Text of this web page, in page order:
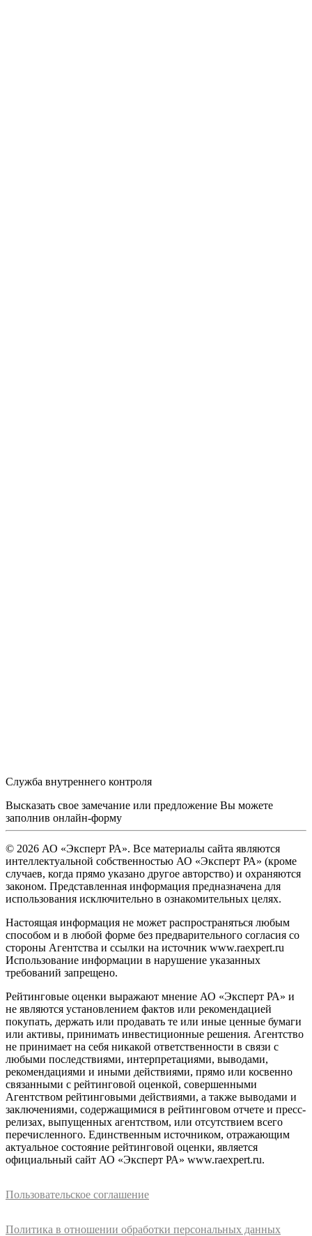
Служба внутреннего контроля
Высказать свое замечание или предложение Вы можете
заполнив онлайн-форму
© 2026 АО «Эксперт РА». Все материалы сайта являются
интеллектуальной собственностью АО «Эксперт РА» (кроме
случаев, когда прямо указано другое авторство) и охраняются
законом. Представленная информация предназначена для
использования исключительно в ознакомительных целях.
Настоящая информация не может распространяться любым
способом и в любой форме без предварительного согласия со
стороны Агентства и ссылки на источник www.raexpert.ru
Использование информации в нарушение указанных
требований запрещено.
Рейтинговые оценки выражают мнение АО «Эксперт РА» и
не являются установлением фактов или рекомендацией
покупать, держать или продавать те или иные ценные бумаги
или активы, принимать инвестиционные решения. Агентство
не принимает на себя никакой ответственности в связи с
любыми последствиями, интерпретациями, выводами,
рекомендациями и иными действиями, прямо или косвенно
связанными с рейтинговой оценкой, совершенными
Агентством рейтинговыми действиями, а также выводами и
заключениями, содержащимися в рейтинговом отчете и пресс-
релизах, выпущенных агентством, или отсутствием всего
перечисленного. Единственным источником, отражающим
актуальное состояние рейтинговой оценки, является
официальный сайт АО «Эксперт РА» www.raexpert.ru.
Пользовательское соглашение
Политика в отношении обработки персональных данных